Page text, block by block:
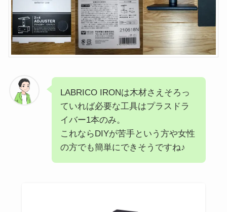
LABRICO IRONは木材さえそろっ
ていれば必要な工具はプラスドラ
イバー1本のみ。
これならDIYが苦手という方や女性
の方でも簡単にできそうですね♪